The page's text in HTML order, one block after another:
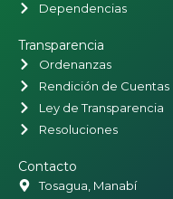
Dependencias
Transparencia
Ordenanzas
Rendición de Cuentas
Ley de Transparencia
Resoluciones
Contacto
Tosagua, Manabí